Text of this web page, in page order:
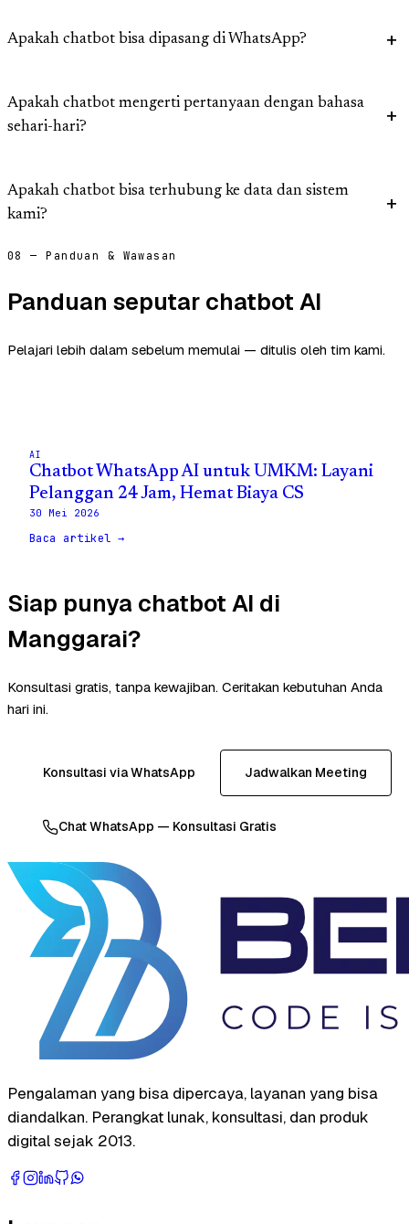
Apakah chatbot bisa dipasang di WhatsApp?
Apakah chatbot mengerti pertanyaan dengan bahasa
sehari-hari?
Apakah chatbot bisa terhubung ke data dan sistem
kami?
08 — Panduan & Wawasan
Panduan seputar chatbot AI
Pelajari lebih dalam sebelum memulai — ditulis oleh tim kami.
AI
Chatbot WhatsApp AI untuk UMKM: Layani
Pelanggan 24 Jam, Hemat Biaya CS
30 Mei 2026
Baca artikel →
Siap punya chatbot AI di
Manggarai?
Konsultasi gratis, tanpa kewajiban. Ceritakan kebutuhan Anda
hari ini.
Konsultasi via WhatsApp Jadwalkan Meeting
Chat WhatsApp — Konsultasi Gratis
Pengalaman yang bisa dipercaya, layanan yang bisa
diandalkan. Perangkat lunak, konsultasi, dan produk
digital sejak 2013.